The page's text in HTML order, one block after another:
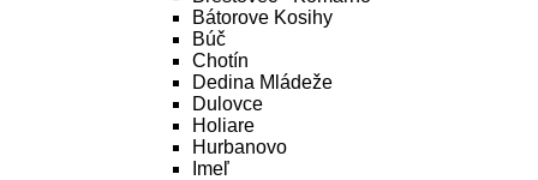
Bátorove Kosihy
Búč
Chotín
Dedina Mládeže
Dulovce
Holiare
Hurbanovo
Imeľ